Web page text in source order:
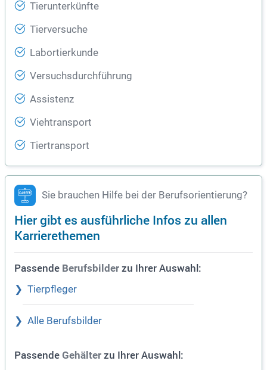
Tierunterkünfte
Tierversuche
Labortierkunde
Versuchsdurchführung
Assistenz
Viehtransport
Tiertransport
Sie brauchen Hilfe bei der Berufsorientierung?
Hier gibt es ausführliche Infos zu allen
Karrierethemen
Passende Berufsbilder zu Ihrer Auswahl:
Tierpfleger
Alle Berufsbilder
Passende Gehälter zu Ihrer Auswahl: